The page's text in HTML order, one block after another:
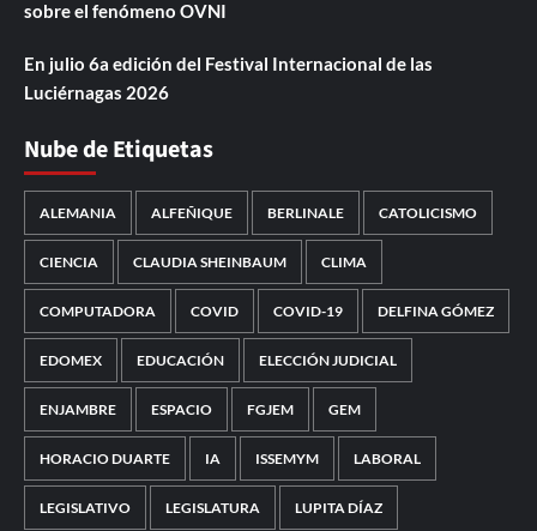
sobre el fenómeno OVNI
En julio 6a edición del Festival Internacional de las
Luciérnagas 2026
Nube de Etiquetas
ALEMANIA ALFEÑIQUE BERLINALE CATOLICISMO
CIENCIA CLAUDIA SHEINBAUM CLIMA
COMPUTADORA COVID COVID-19 DELFINA GÓMEZ
EDOMEX EDUCACIÓN ELECCIÓN JUDICIAL
ENJAMBRE ESPACIO FGJEM GEM
HORACIO DUARTE IA ISSEMYM LABORAL
LEGISLATIVO LEGISLATURA LUPITA DÍAZ